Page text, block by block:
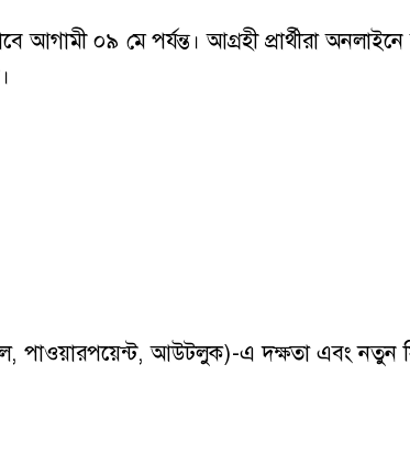
০৯ মে পর্যন্ত। আগ্রহী প্রার্থীরা অনলাইনে
পাওয়ারপয়েন্ট, আউটলুক)-এ দক্ষতা এবং নতুন